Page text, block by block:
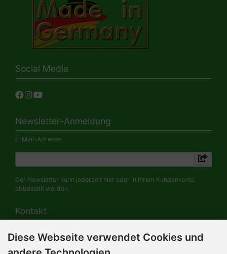
Social Media
Newsletter-Anmeldung
E-Mail-Adresse:
Der Newsletter kann jederzeit hier oder in Ihrem Kundenkonto
abbestellt werden.
Kontakt
HERMANN-Spielwaren GmbH
Werksverkauf / Postadresse:
Diese Webseite verwendet Cookies und